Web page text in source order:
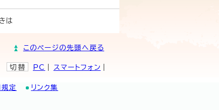
は
このページの先頭へ戻る
切替 PC スマートフォン
定 リンク集